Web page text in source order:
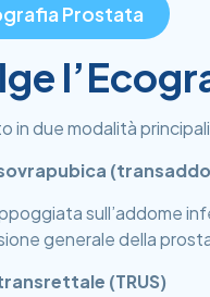
Prostata
in due modalità
sull’addome
generale della
(TRUS)